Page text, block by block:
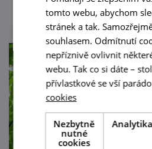
tomto webu, abychom
stránek a tak.
souhlasem. Odmítnutí
nepříznivě ovlivnit
webu. Tak co si dáte –
přívlastkové se vší
cookies
Nezbytně
nutné
cookies
Analytika